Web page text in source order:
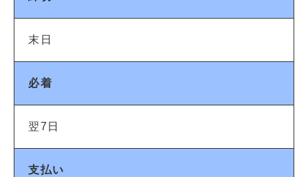
末日
必着
翌7日
支払い